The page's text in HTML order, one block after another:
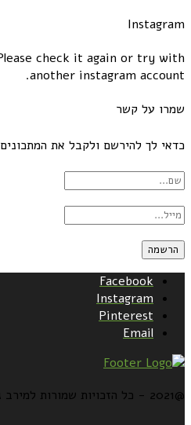
Instagram
check it again or try with
another instagram account.
שמרו על קשר
כדאי לך להירשם ולקבל את
Facebook
Instagram
Pinterest
Email
@2021 - כל הזכויות שמורות למירב גביש | ביצוע